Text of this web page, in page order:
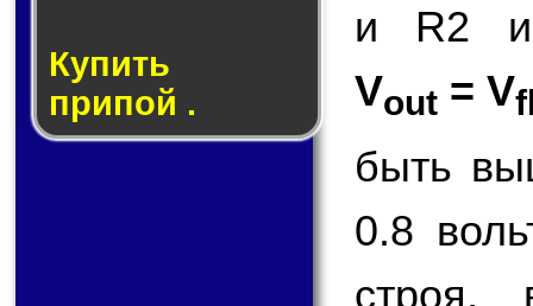
Купить
припой .
и R2 и
Vout = V
быть
0.8
строя,